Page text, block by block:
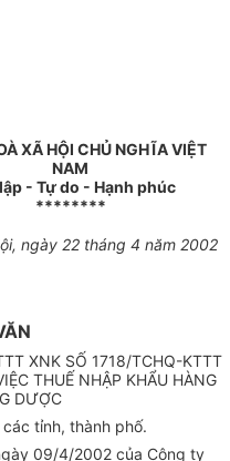
XÃ HỘI CHỦ NGHĨA VIỆT
NAM
- Tự do - Hạnh phúc
********
ngày 22 tháng 4 năm 2002
XNK SỐ 1718/TCHQ-KTTT
THUẾ NHẬP KHẨU HÀNG
DƯỢC
tỉnh, thành phố.
09/4/2002 của Công ty